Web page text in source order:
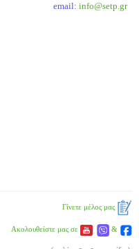
email: info@setp.gr
Γίνετε μέλος μας
Ακολουθείστε μας σε &